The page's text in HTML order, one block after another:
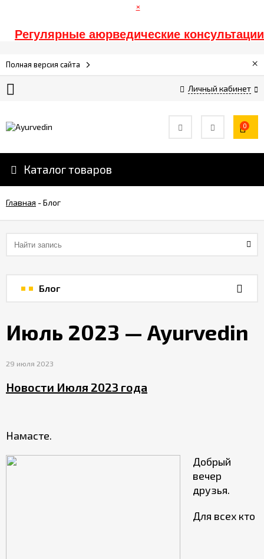
×
Регулярные аюрведические консультации
Полная версия сайта ×
Личный кабинет
Доставка
Контакты
Информация
магазин
Фото
0
Каталог товаров
Главная -Блог
Июль 2023 — Ayurvedin
29 июля 2023
Новости Июля 2023 года
Намасте.
Добрый
вечер
друзья.
Для всех кто
Блог